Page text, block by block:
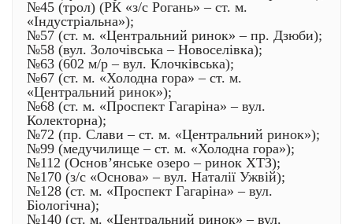
№45 (трол) (РК «з/с Рогань» – ст. м.
«Індустріальна»);
№57 (ст. м. «Центральний ринок» – пр. Дзюби);
№58 (вул. Золочівська – Новоселівка);
№63 (602 м/р – вул. Клочківська);
№67 (ст. м. «Холодна гора» – ст. м.
«Центральний ринок»);
№68 (ст. м. «Проспект Гагаріна» – вул.
Колекторна);
№72 (пр. Слави – ст. м. «Центральний ринок»);
№99 (медучилище – ст. м. «Холодна гора»);
№112 (Основ’янське озеро – ринок ХТЗ);
№170 (з/с «Основа» – вул. Наталії Ужвій);
№128 (ст. м. «Проспект Гагаріна» – вул.
Біологічна);
№140 (ст. м. «Центральний ринок» – вул.